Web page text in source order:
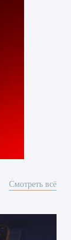
Смотреть всё